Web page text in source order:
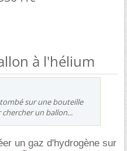
à l'hélium
sur une bouteille
un ballon...
un gaz d'hydrogène sur